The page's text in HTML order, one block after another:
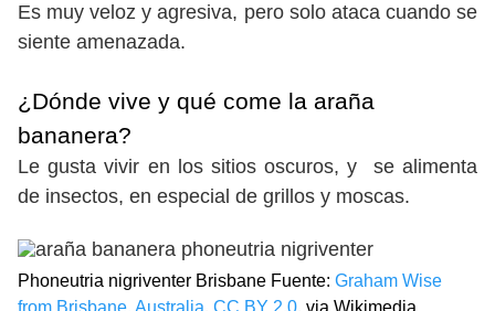
Es muy veloz y agresiva, pero solo ataca cuando se
siente amenazada.
¿Dónde vive y qué come la araña
bananera?
Le gusta vivir en los sitios oscuros, y se alimenta
de insectos, en especial de grillos y moscas.
Phoneutria nigriventer Brisbane Fuente: Graham Wise